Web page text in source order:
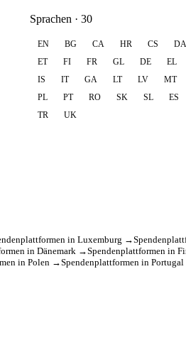
Sprachen · 30
EN BG CA HR CS DA
ET
FI FR GL DE EL
IS
IT GA LT LV MT
PL
PT RO SK SL ES
TR
UK
in Luxemburg →
in Dänemark →Spendenplattformen in
in Polen →Spendenplattformen in